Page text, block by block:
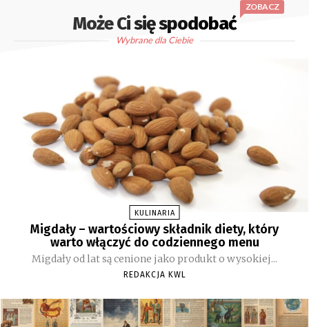
Może Ci się spodobać
ZOBACZ
Wybrane dla Ciebie
KULINARIA
Migdały – wartościowy składnik diety, który
warto włączyć do codziennego menu
Migdały od lat są cenione jako produkt o wysokiej...
REDAKCJA KWL